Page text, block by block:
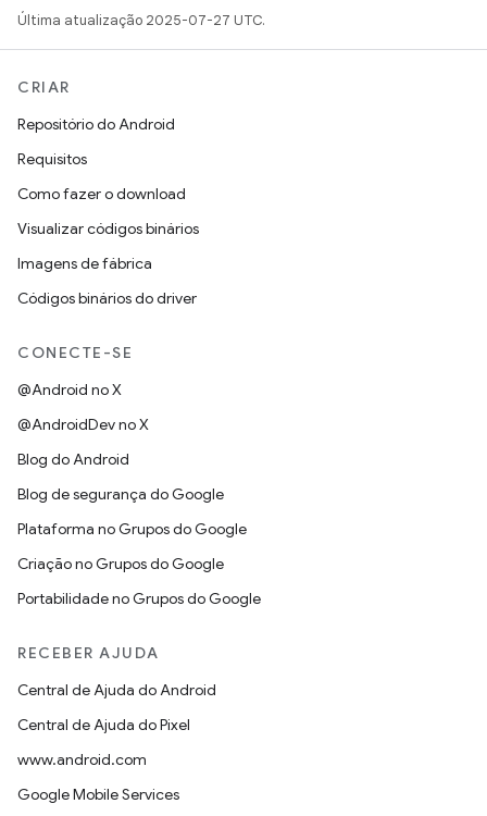
Última atualização 2025-07-27 UTC.
CRIAR
Repositório do Android
Requisitos
Como fazer o download
Visualizar códigos binários
Imagens de fábrica
Códigos binários do driver
CONECTE-SE
@Android no X
@AndroidDev no X
Blog do Android
Blog de segurança do Google
Plataforma no Grupos do Google
Criação no Grupos do Google
Portabilidade no Grupos do Google
RECEBER AJUDA
Central de Ajuda do Android
Central de Ajuda do Pixel
www.android.com
Google Mobile Services